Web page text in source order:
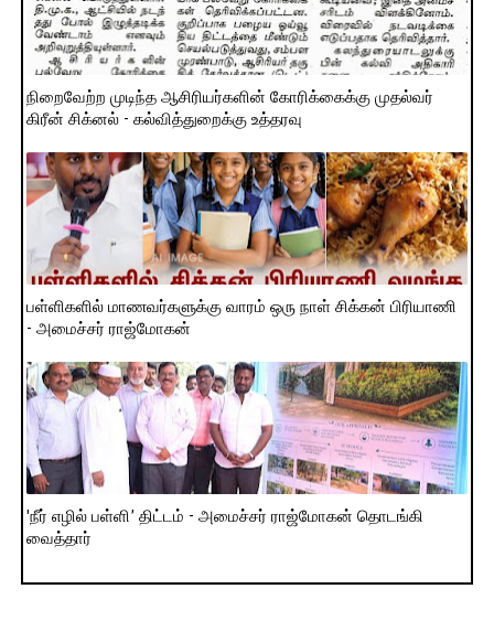
நிறைவேற்ற முடிந்த ஆசிரியர்களின் கோரிக்கைக்கு முதல்வர்
கிரீன் சிக்னல் - கல்வித்துறைக்கு உத்தரவு
பள்ளிகளில் மாணவர்களுக்கு வாரம் ஒரு நாள் சிக்கன் பிரியாணி
- அமைச்சர் ராஜ்மோகன்
'நீர் எழில் பள்ளி’ திட்டம் - அமைச்சர் ராஜ்மோகன் தொடங்கி
வைத்தார்